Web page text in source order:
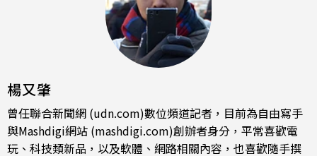
楊又肇
曾任聯合新聞網 (udn.com)數位頻道記者，目前為自由寫手
與Mashdigi網站 (mashdigi.com)創辦者身分，平常喜歡電
玩、科技類新品，以及軟體、網路相關內容，也喜歡隨手撰